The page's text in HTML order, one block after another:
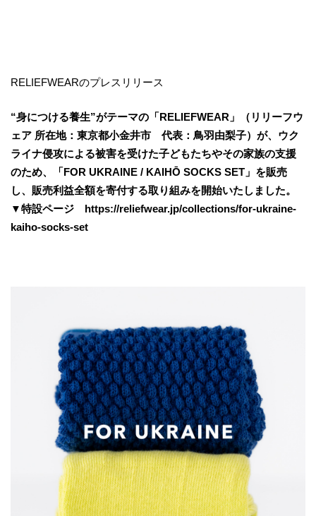
RELIEFWEARのプレスリリース
“身につける養生”がテーマの「RELIEFWEAR」（リリーフウ
ェア 所在地：東京都小金井市 代表：鳥羽由梨子）が、ウク
ライナ侵攻による被害を受けた子どもたちやその家族の支援
のため、「FOR UKRAINE / KAIHŌ SOCKS SET」を販売
し、販売利益全額を寄付する取り組みを開始いたしました。
▼特設ページ https://reliefwear.jp/collections/for-ukraine-
kaiho-socks-set